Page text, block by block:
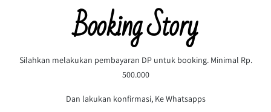
Booking Story
Silahkan melakukan pembayaran DP untuk booking. Minimal Rp.
500.000
Dan lakukan konfirmasi, Ke Whatsapps